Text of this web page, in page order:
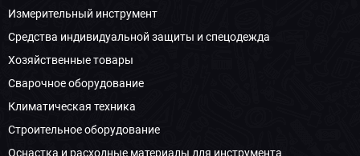
Измерительный инструмент
Средства индивидуальной защиты и спецодежда
Хозяйственные товары
Сварочное оборудование
Климатическая техника
Строительное оборудование
Оснастка и расходные материалы для инструмента